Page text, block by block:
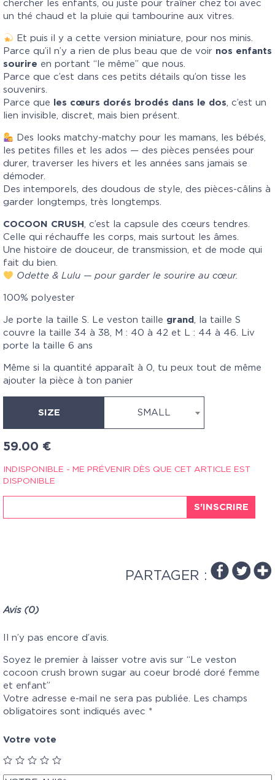
chercher les enfants, ou juste pour traîner chez toi avec
un thé chaud et la pluie qui tambourine aux vitres.
Et puis il y a cette version miniature, pour nos minis.
Parce qu’il n’y a rien de plus beau que de voir nos enfants
sourire en portant “le même” que nous.
Parce que c’est dans ces petits détails qu’on tisse les
souvenirs.
Parce que
les cœurs dorés brodés dans le dos, c’est un
lien invisible, discret, mais bien présent.
Des looks matchy-matchy pour les mamans, les bébés,
les petites filles et les ados — des pièces pensées pour
durer, traverser les hivers et les années sans jamais se
démoder.
Des intemporels, des doudous de style, des pièces-câlins à
garder longtemps, très longtemps.
COCOON CRUSH , c’est la capsule des cœurs tendres.
Celle qui réchauffe les corps, mais surtout les âmes.
Une histoire de douceur, de transmission, et de mode qui
fait du bien.
Odette & Lulu — pour garder le sourire au cœur.
100% polyester
Je porte la taille S. Le veston taille grand , la taille S
couvre la taille 34 à 38, M : 40 à 42 et L : 44 à 46. Liv
porte la taille 6 ans
Même si la quantité apparaît à 0, tu peux tout de même
ajouter la pièce à ton panier
SIZE SMALL
59.00 €
INDISPONIBLE - ME PRÉVENIR DÈS QUE CET ARTICLE EST
DISPONIBLE
S'INSCRIRE
PARTAGER :
Avis (0)
Il n’y pas encore d’avis.
Soyez le premier à laisser votre avis sur “Le veston
cocoon crush brown sugar au coeur brodé doré femme
et enfant”
Votre adresse e-mail ne sera pas publiée. Les champs
obligatoires sont indiqués avec *
Votre vote